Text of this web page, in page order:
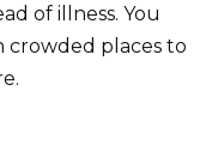
of illness. You
crowded places to